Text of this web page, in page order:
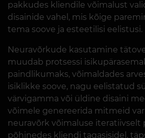
pakkudes kliendile võimalust
disainide vahel, mis kõige
tema soove ja esteetilisi eelistusi.
Neuravõrkude kasutamine
muudab protsessi
paindlikumaks, võimaldades
isiklikke soove, nagu eelistatud
värvigamma või üldine disaini
võimele genereerida mitmeid
neuravõrk võimaluse iteratiivselt
põhinedes kliendi tagasisidel,